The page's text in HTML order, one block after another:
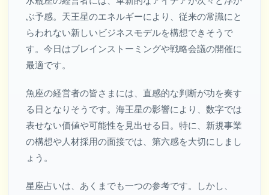
ぶ予感。天王星のエネルギーにより、従来の常識にと
らわれない新しいビジネスモデルを構想できそうで
す。今日はブレインストーミングや戦略会議の開催に
最適です。
魚座の経営者の皆さまには、直感的な判断が功を奏す
る日となりそうです。海王星の影響により、数字では
表せない価値や可能性を見出せる日。特に、新規事業
の構想や人材採用の面接では、第六感を大切にしまし
ょう。
星座占いは、あくまでも一つの参考です。しかし、